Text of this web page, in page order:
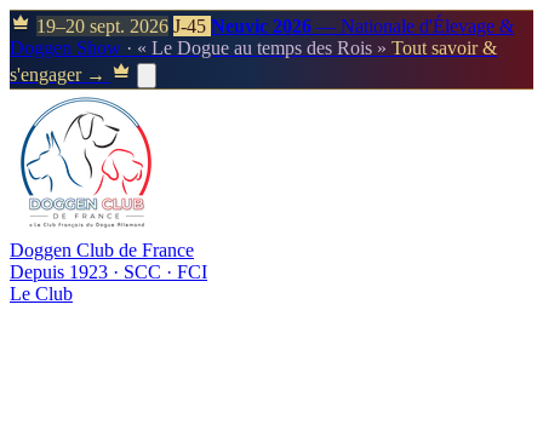
19–20 sept. 2026 J-45 Neuvic 2026 — Nationale d'Élevage &
Doggen Show · « Le Dogue au temps des Rois » Tout savoir &
s'engager →
Doggen Club de France
Depuis 1923 · SCC · FCI
Le Club